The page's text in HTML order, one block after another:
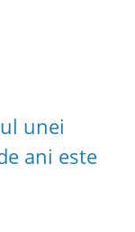
unei
ani este